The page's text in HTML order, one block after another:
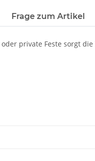
Frage zum Artikel
private Feste sorgt